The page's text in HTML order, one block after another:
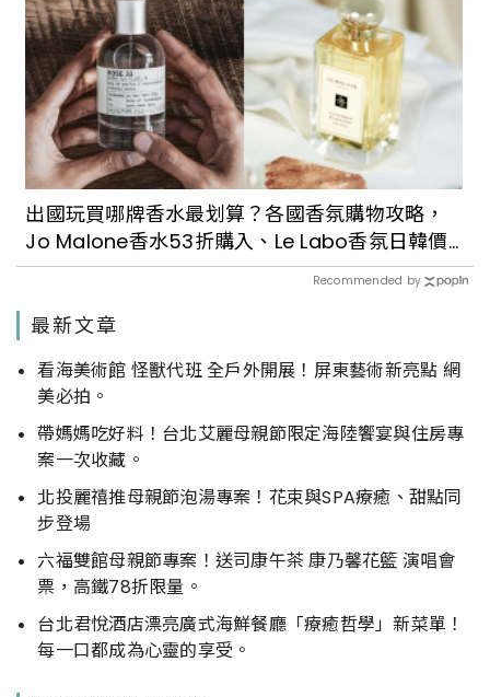
出國玩買哪牌香水最划算？各國香氛購物攻略，
Jo Malone香水53折購入、Le Labo香氛日韓價
格都好甜
Recommended by
最新文章
看海美術館 怪獸代班 全戶外開展！屏東藝術新亮點 網
美必拍。
帶媽媽吃好料！台北艾麗母親節限定海陸饗宴與住房專
案一次收藏。
北投麗禧推母親節泡湯專案！花束與SPA療癒、甜點同
步登場
六福雙館母親節專案！送司康午茶 康乃馨花籃 演唱會
票，高鐵78折限量。
台北君悅酒店漂亮廣式海鮮餐廳「療癒哲學」新菜單！
每一口都成為心靈的享受。